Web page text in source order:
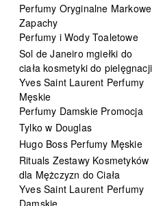
Perfumy Oryginalne Markowe
Zapachy
Perfumy i Wody Toaletowe
Sol de Janeiro mgiełki do
ciała kosmetyki do pielęgnacji
Yves Saint Laurent Perfumy
Męskie
Perfumy Damskie Promocja
Tylko w Douglas
Hugo Boss Perfumy Męskie
Rituals Zestawy Kosmetyków
dla Mężczyzn do Ciała
Yves Saint Laurent Perfumy
Damskie